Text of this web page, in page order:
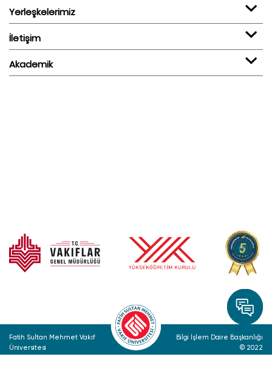
Yerleşkelerimiz
İletişim
Akademik
Fatih Sultan Mehmet Vakıf
Üniversitesi
Bilgi İşlem Daire Başkanlığı
© 2022